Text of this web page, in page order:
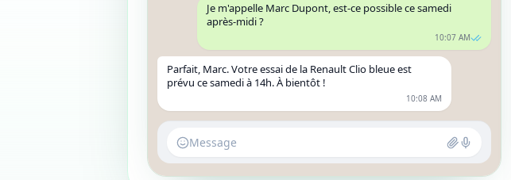
Je m'appelle Marc Dupont, est-ce possible ce samedi
après-midi ?
10:07 AM
Parfait, Marc. Votre essai de la Renault Clio bleue est
prévu ce samedi à 14h. À bientôt !
10:08 AM
Message